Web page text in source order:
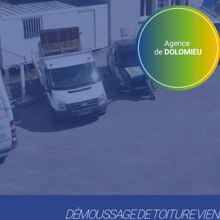
DÉMOUSSAGE DE TOITURE